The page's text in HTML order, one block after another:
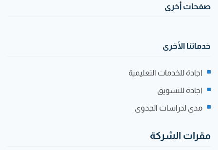
صفحات أخرى
خدماتنا الأخرى
اجادة للخدمات التعليمية
اجادة للتسويق
مدى لدراسات الجدوى
مقرات الشركة